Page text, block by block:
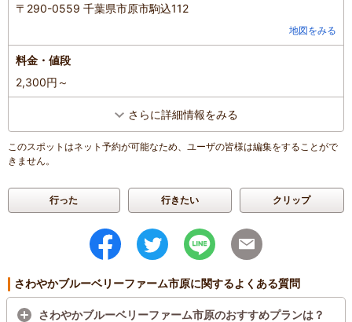
混雑具合：空いていた
子どもの年齢：
人数
3人～5人
投稿日： 2024年7月10日
〒290-0559 千葉県市原市駒込112
地図をみる
料金・値段
2,300円～
さらに詳細情報をみる
このスポットはネット予約が可能なため、ユーザの皆様は編集をすることがで
きません。
行った 行きたい クリップ
さわやかブルーベリーファーム市原に関するよくある質問
さわやかブルーベリーファーム市原のおすすめプランは？